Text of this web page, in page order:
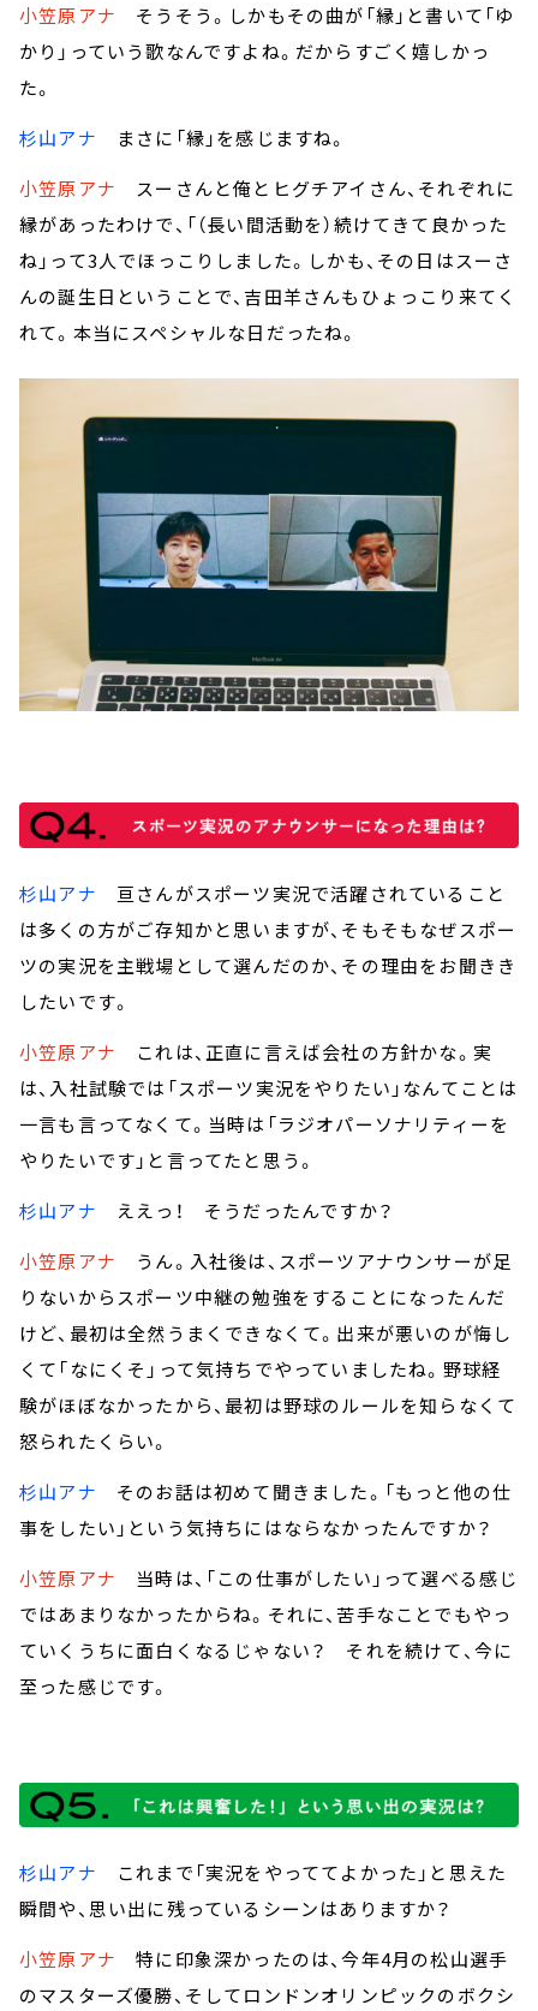
小笠原アナ そうそう。しかもその曲が「縁」と書いて「ゆ
かり」っていう歌なんですよね。だからすごく嬉しかっ
た。
杉山アナ まさに「縁」を感じますね。
小笠原アナ スーさんと俺とヒグチアイさん、それぞれに
縁があったわけで、「（長い間活動を）続けてきて良かった
ね」って3人でほっこりしました。しかも、その日はスーさ
んの誕生日ということで、吉田羊さんもひょっこり来てく
れて。本当にスペシャルな日だったね。
杉山アナ 亘さんがスポーツ実況で活躍されていること
は多くの方がご存知かと思いますが、そもそもなぜスポー
ツの実況を主戦場として選んだのか、その理由をお聞きき
したいです。
小笠原アナ これは、正直に言えば会社の方針かな。実
は、入社試験では「スポーツ実況をやりたい」なんてことは
一言も言ってなくて。当時は「ラジオパーソナリティーを
やりたいです」と言ってたと思う。
杉山アナ ええっ！ そうだったんですか？
小笠原アナ うん。入社後は、スポーツアナウンサーが足
りないからスポーツ中継の勉強をすることになったんだ
けど、最初は全然うまくできなくて。出来が悪いのが悔し
くて「なにくそ」って気持ちでやっていましたね。野球経
験がほぼなかったから、最初は野球のルールを知らなくて
怒られたくらい。
杉山アナ そのお話は初めて聞きました。「もっと他の仕
事をしたい」という気持ちにはならなかったんですか？
小笠原アナ 当時は、「この仕事がしたい」って選べる感じ
ではあまりなかったからね。それに、苦手なことでもやっ
ていくうちに面白くなるじゃない？ それを続けて、今に
至った感じです。
杉山アナ これまで「実況をやっててよかった」と思えた
瞬間や、思い出に残っているシーンはありますか？
小笠原アナ 特に印象深かったのは、今年4月の松山選手
のマスターズ優勝、そしてロンドンオリンピックのボクシ